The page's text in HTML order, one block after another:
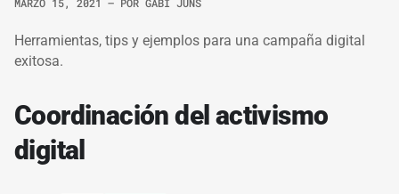
Herramientas, tips y ejemplos para una campaña digital
exitosa.
Coordinación del activismo
digital